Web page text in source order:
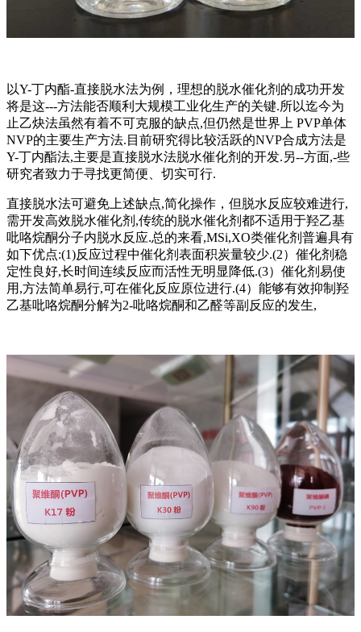
以Y-丁内酯-直接脱水法为例，理想的脱水催化剂的成功开发
将是这---方法能否顺利大规模工业化生产的关键.所以迄今为
止乙炔法虽然有着不可克服的缺点,但仍然是世界上 PVP单体
NVP的主要生产方法.目前研究得比较活跃的NVP合成方法是
Y-丁内酯法,主要是直接脱水法脱水催化剂的开发.另--方面,-些
研究者致力于寻找更简便、切实可行.
直接脱水法可避免上述缺点,简化操作，但脱水反应较难进行,
需开发高效脱水催化剂,传统的脱水催化剂都不适用于羟乙基
吡咯烷酮分子内脱水反应.总的来看,MSi,XO类催化剂普遍具有
如下优点:(1)反应过程中催化剂表面积炭量较少.(2）催化剂稳
定性良好,长时间连续反应而活性无明显降低.(3）催化剂易使
用,方法简单易行,可在催化反应原位进行.(4）能够有效抑制羟
乙基吡咯烷酮分解为2-吡咯烷酮和乙醛等副反应的发生,